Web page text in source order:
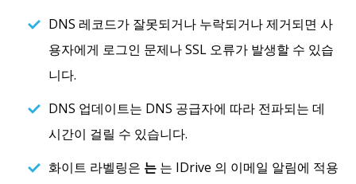
DNS 레코드가 잘못되거나 누락되거나 제거되면 사
용자에게 로그인 문제나 SSL 오류가 발생할 수 있습
니다.
DNS 업데이트는 DNS 공급자에 따라 전파되는 데
시간이 걸릴 수 있습니다.
화이트 라벨링은 는 는 IDrive 의 이메일 알림에 적용